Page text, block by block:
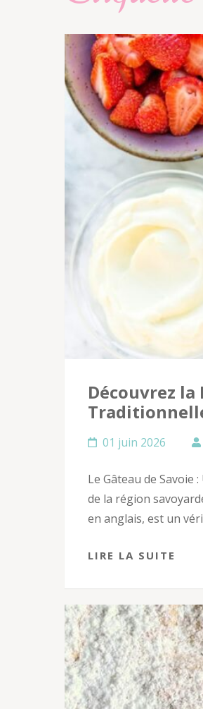
Découvrez la
01 juin 2026
Le Gâteau de Savoie
de la région
en anglais, est un
LIRE LA SUITE